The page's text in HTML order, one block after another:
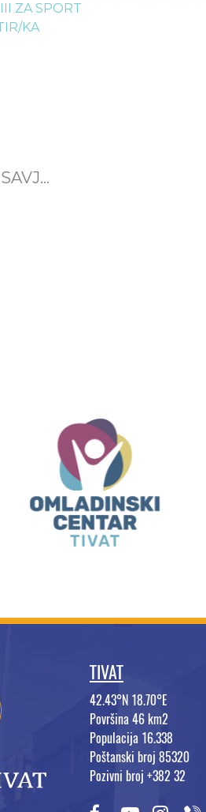
ZA SPORT
KA
TIVAT
42.43°N 18.70°E
Površina 46 km2
Populacija 16.338
Poštanski broj 85320
Pozivni broj +382 32